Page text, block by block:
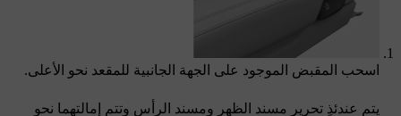
اسحب المقبض الموجود على الجهة الجانبية للمقعد نحو الأعلى.
يتم عندئذٍ تحرير مسند الظهر ومسند الرأس وتتم إمالتهما نحو